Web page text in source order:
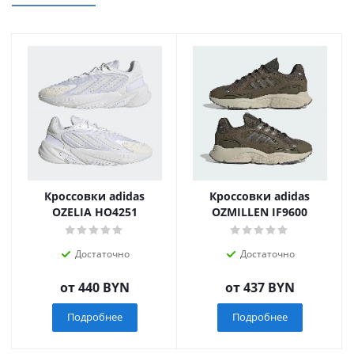
Кроссовки adidas
OZELIA HO4251
Достаточно
от440 BYN
Подробнее
Кроссовки adidas
OZMILLEN IF9600
Достаточно
от437 BYN
Подробнее